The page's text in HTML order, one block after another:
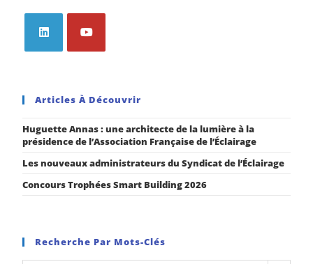
Articles À Découvrir
Huguette Annas : une architecte de la lumière à la
présidence de l’Association Française de l’Éclairage
Les nouveaux administrateurs du Syndicat de l’Éclairage
Concours Trophées Smart Building 2026
Recherche Par Mots-Clés